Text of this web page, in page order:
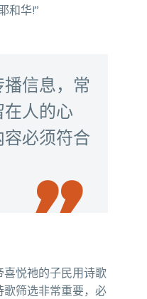
和华!”
信息，常
人的心
必须符合

悦祂的子民用诗歌
筛选非常重要，必